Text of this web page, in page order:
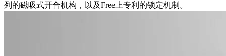
列的磁吸式开合机构，以及Free上专利的锁定机制。